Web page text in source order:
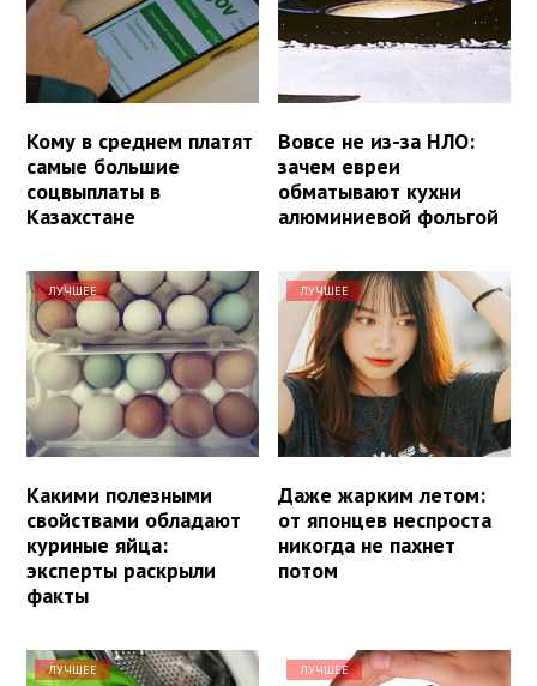
Кому в среднем платят
самые большие
соцвыплаты в
Казахстане
Вовсе не из-за НЛО:
зачем евреи
обматывают кухни
алюминиевой фольгой
ЛУЧШЕЕ
Какими полезными
свойствами обладают
куриные яйца:
эксперты раскрыли
факты
ЛУЧШЕЕ
Даже жарким летом:
от японцев неспроста
никогда не пахнет
потом
ЛУЧШЕЕ ЛУЧШЕЕ